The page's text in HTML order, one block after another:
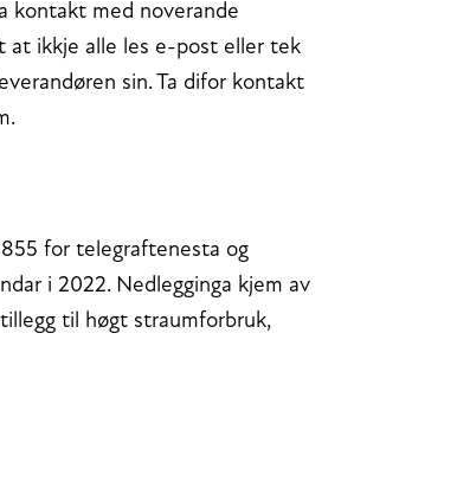
kontakt med noverande
at ikkje alle les e-post eller tek
sin. Ta difor kontakt
for telegraftenesta og
i 2022. Nedlegginga kjem av
til høgt straumforbruk,